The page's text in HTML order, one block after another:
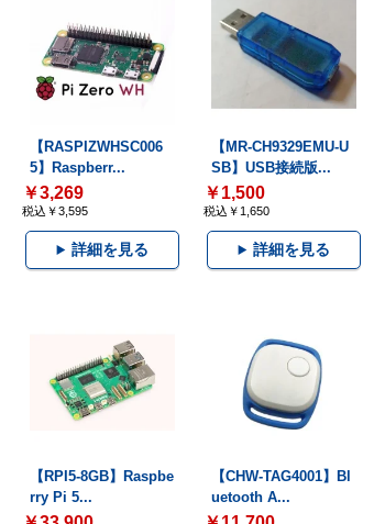
【RASPIZWHSC006
5】Raspberr...
￥3,269
税込￥3,595
詳細を見る
【MR-CH9329EMU-U
SB】USB接続版...
￥1,500
税込￥1,650
詳細を見る
【RPI5-8GB】Raspbe
rry Pi 5...
【CHW-TAG4001】Bl
uetooth A...